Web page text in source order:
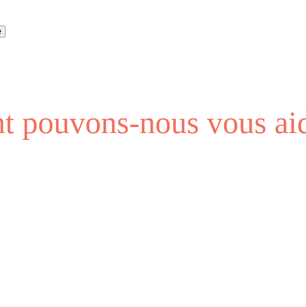
pouvons-nous vous